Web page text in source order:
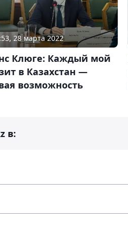
28 марта 2022
Клюге: Каждый мой
в Казахстан —
возможность
в: